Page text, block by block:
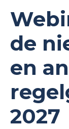
de
en
2027